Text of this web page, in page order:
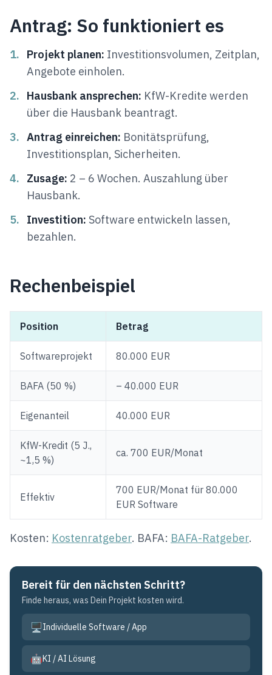
Antrag: So funktioniert es
1. Projekt planen: Investitionsvolumen, Zeitplan,
Angebote einholen.
2.
Hausbank ansprechen: KfW-Kredite werden
über die Hausbank beantragt.
3. Antrag einreichen: Bonitätsprüfung,
Investitionsplan, Sicherheiten.
4.
Zusage: 2 – 6 Wochen. Auszahlung über
Hausbank.
5.
Investition: Software entwickeln lassen,
bezahlen.
Rechenbeispiel
Position Betrag
Softwareprojekt 80.000 EUR
BAFA (50 %) – 40.000 EUR
Eigenanteil 40.000 EUR
KfW-Kredit (5 J.,
~1,5 %)
ca. 700 EUR/Monat
Effektiv
700 EUR/Monat für 80.000
EUR Software
Kosten: Kostenratgeber. BAFA: BAFA-Ratgeber.
Bereit für den nächsten Schritt?
Finde heraus, was Dein Projekt kosten wird.
🖥️Individuelle Software / App
🤖KI / AI Lösung